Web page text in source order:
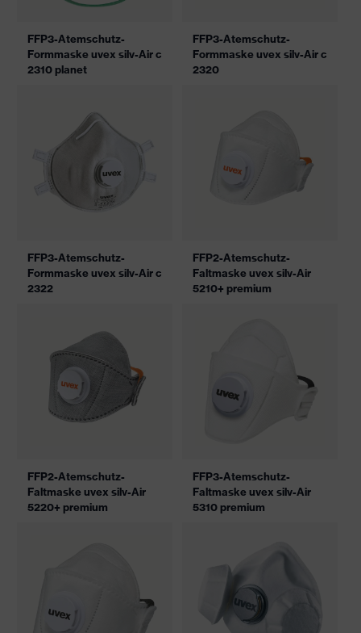
FFP3-Atemschutz-
Formmaske uvex silv-Air c
2310 planet
FFP3-Atemschutz-
Formmaske uvex silv-Air c
2320
FFP3-Atemschutz-
Formmaske uvex silv-Air c
2322
FFP2-Atemschutz-
Faltmaske uvex silv-Air
5210+ premium
FFP2-Atemschutz-
Faltmaske uvex silv-Air
5220+ premium
FFP3-Atemschutz-
Faltmaske uvex silv-Air
5310 premium